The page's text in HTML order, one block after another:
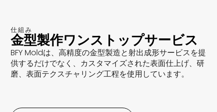
仕組み
金型製作ワンストップサービス
BFY Moldは、高精度の金型製造と射出成形サービスを提
供するだけでなく、カスタマイズされた表面仕上げ、研
磨、表面テクスチャリング工程を使用しています。